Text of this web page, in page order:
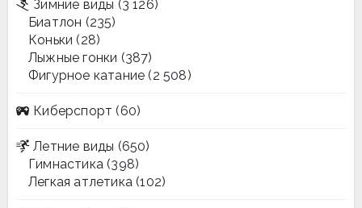
Зимние виды (3 126)
Биатлон (235)
Коньки (28)
Лыжные гонки (387)
Фигурное катание (2 508)
Киберспорт (60)
Летние виды (650)
Гимнастика (398)
Легкая атлетика (102)